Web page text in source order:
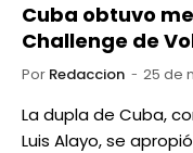
Cuba obtuvo
Challenge de
Por Redaccion 25 de
La dupla de Cuba,
Luis Alayo, se